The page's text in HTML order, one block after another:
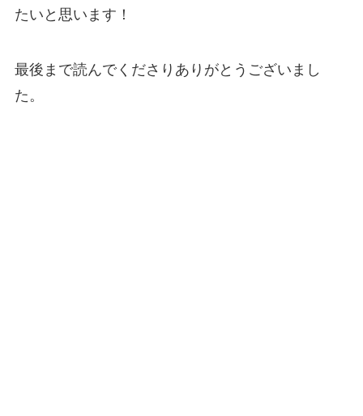
たいと思います！
最後まで読んでくださりありがとうございまし
た。